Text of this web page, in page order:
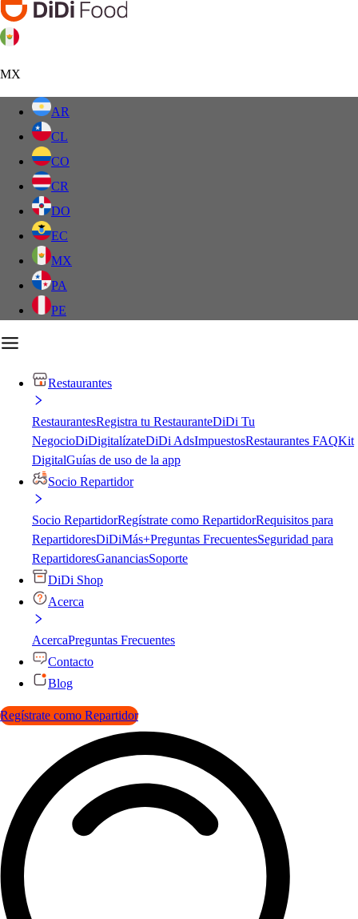
MX
AR
CL
CO
CR
DO
EC
MX
PA
PE
Restaurantes
RestaurantesRegistra tu RestauranteDiDi Tu
NegocioDiDigitalízateDiDi AdsImpuestosRestaurantes FAQKit
DigitalGuías de uso de la app
Socio Repartidor
Socio RepartidorRegístrate como RepartidorRequisitos para
RepartidoresDiDiMás+Preguntas FrecuentesSeguridad para
RepartidoresGananciasSoporte
DiDi Shop
Acerca
AcercaPreguntas Frecuentes
Contacto
Blog
Regístrate como Repartidor